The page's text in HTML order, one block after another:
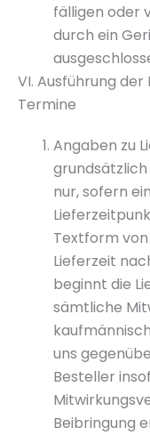
fälligen oder
durch ein
VI. Ausführung
Termine
Angaben zu
nur, sofern
Textform
Lieferzeit
beginnt die
sämtliche
uns
Besteller
Beibringung